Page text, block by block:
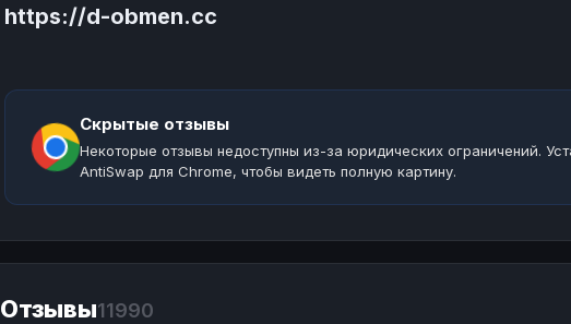
https://d-obmen.cc
Скрытые отзывы
Некоторые отзывы недоступны из-за юридических ограничений.
AntiSwap для Chrome, чтобы видеть полную картину.
Отзывы11990